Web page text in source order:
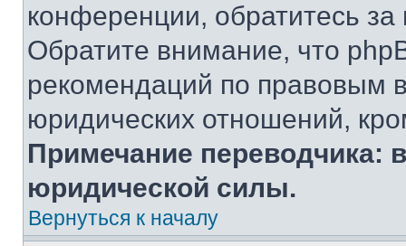
конференции, обратитесь
Обратите внимание, что
рекомендаций по правовым
юридических отношений,
Примечание переводчика:
юридической силы.
Вернуться к началу